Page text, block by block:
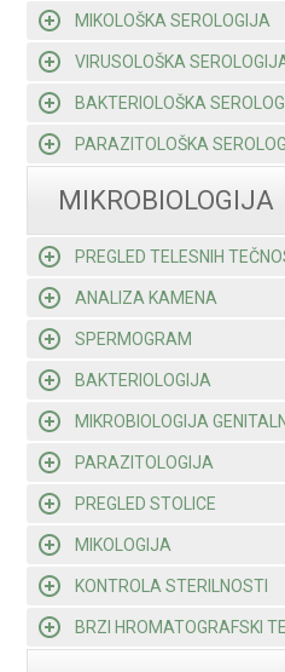
MIKOLOŠKA SEROLOGIJA
VIRUSOLOŠKA
BAKTERIOLOŠKA
PARAZITOLOŠKA
MIKROBIOLOGIJA
PREGLED TELESNIH
ANALIZA KAMENA
SPERMOGRAM
BAKTERIOLOGIJA
MIKROBIOLOGIJA
PARAZITOLOGIJA
PREGLED STOLICE
MIKOLOGIJA
KONTROLA STERILNOSTI
BRZI HROMATOGRAFSKI